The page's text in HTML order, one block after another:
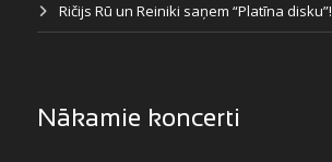
Ričijs Rū un Reiniki saņem “Platīna disku”!
Nākamie koncerti